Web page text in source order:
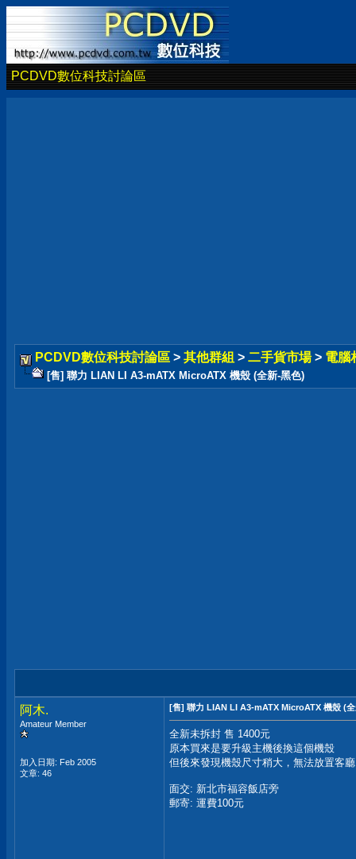
PCDVD數位科技討論區
PCDVD數位科技討論區 > 其他群組 > 二手貨市場 > 電腦
[售] 聯力 LIAN LI A3-mATX MicroATX 機殼 (全新-黑色)
阿木.
Amateur Member
加入日期: Feb 2005
文章: 46
[售] 聯力 LIAN LI A3-mATX MicroATX 機殼 (
全新未拆封 售 1400元
原本買來是要升級主機後換這個機殼
但後來發現機殼尺寸稍大，無法放置客
面交: 新北市福容飯店旁
郵寄: 運費100元